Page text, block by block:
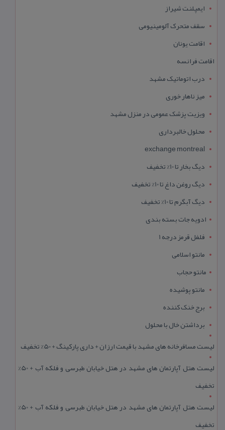
ایمپلنت شیراز
سقف متحرک آلومینیومی
اقامت یونان
اقامت فرانسه
درب اتوماتیک مشهد
میز ناهار خوری
ویزیت پزشک عمومی در منزل مشهد
محلول خالبرداری
exchange montreal
دیگ بخار تا 10% تخفیف
دیگ روغن داغ تا 10% تخفیف
دیگ آبگرم تا 10% تخفیف
ادویه جات بسته بندی
فلفل قرمز درجه 1
مانتو اسلامی
مانتو حجاب
مانتو پوشیده
برج خنک کننده
برداشتن خال با محلول
لیست مسافرخانه های مشهد با قیمت ارزان + داری پارکینگ + 50% تخفیف
لیست هتل آپارتمان های مشهد در هتل خیابان طبرسی و فلکه آب + 50%
تخفیف
لیست هتل آپارتمان های مشهد در هتل خیابان طبرسی و فلکه آب + 50%
تخفیف